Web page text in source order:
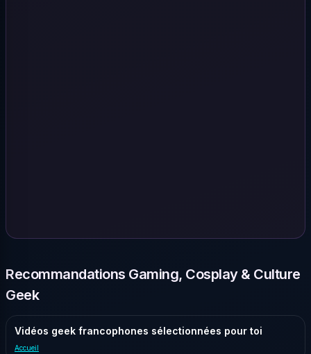
Recommandations Gaming, Cosplay & Culture
Geek
Vidéos geek francophones sélectionnées pour toi
Accueil